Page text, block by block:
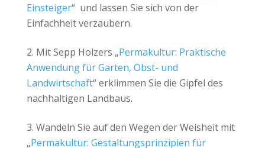
Einsteiger“ und lassen Sie sich von der
Einfachheit verzaubern.
Mit Sepp Holzers „Permakultur: Praktische
Anwendung für Garten, Obst- und
Landwirtschaft“ erklimmen Sie die Gipfel des
nachhaltigen Landbaus.
Wandeln Sie auf den Wegen der Weisheit mit
„Permakultur: Gestaltungsprinzipien für